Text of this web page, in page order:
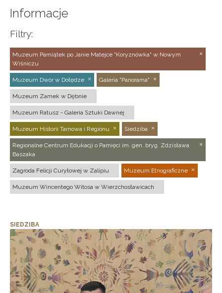
Informacje
Filtry:
Muzeum Pamiątek po Janie Matejce "Koryznówka" w Nowym
Wiśniczu
Muzeum Dwór w Dołędze Galeria "Panorama"
Muzeum Zamek w Dębnie
Muzeum Ratusz - Galeria Sztuki Dawnej
Muzeum Historii Tarnowa i Regionu Siedziba
Regionalne Centrum Edukacji o Pamięci im. gen. bryg. Zdzisława
Baszaka
Zagroda Felicji Curyłowej w Zalipiu Muzeum Etnograficzne
Muzeum Wincentego Witosa w Wierzchosławicach
SIEDZIBA